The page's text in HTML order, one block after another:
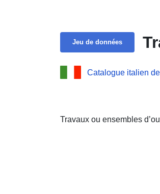
Jeu de données
Catalogue italien
Travaux ou ensembles